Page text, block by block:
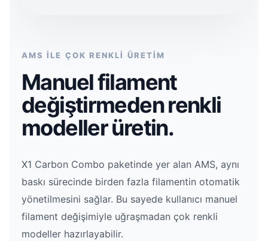
AMS İLE ÇOK RENKLİ ÜRETİM
Manuel filament
değiştirmeden renkli
modeller üretin.
X1 Carbon Combo paketinde yer alan AMS, aynı
baskı sürecinde birden fazla filamentin otomatik
yönetilmesini sağlar. Bu sayede kullanıcı manuel
filament değişimiyle uğraşmadan çok renkli
modeller hazırlayabilir.